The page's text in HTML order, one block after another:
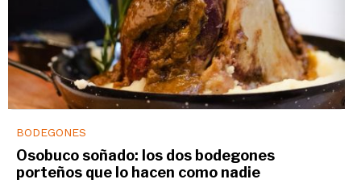
BODEGONES
Osobuco soñado: los dos bodegones
porteños que lo hacen como nadie